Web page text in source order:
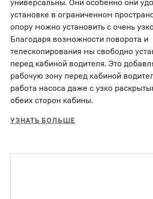
универсальны. Они особенно они
установке в ограниченном
опору можно установить с очень
Благодаря возможности поворота и
телескопирования мы свободно
перед кабиной водителя. Это
рабочую зону перед кабиной
работа насоса даже с узко
обеих сторон кабины.